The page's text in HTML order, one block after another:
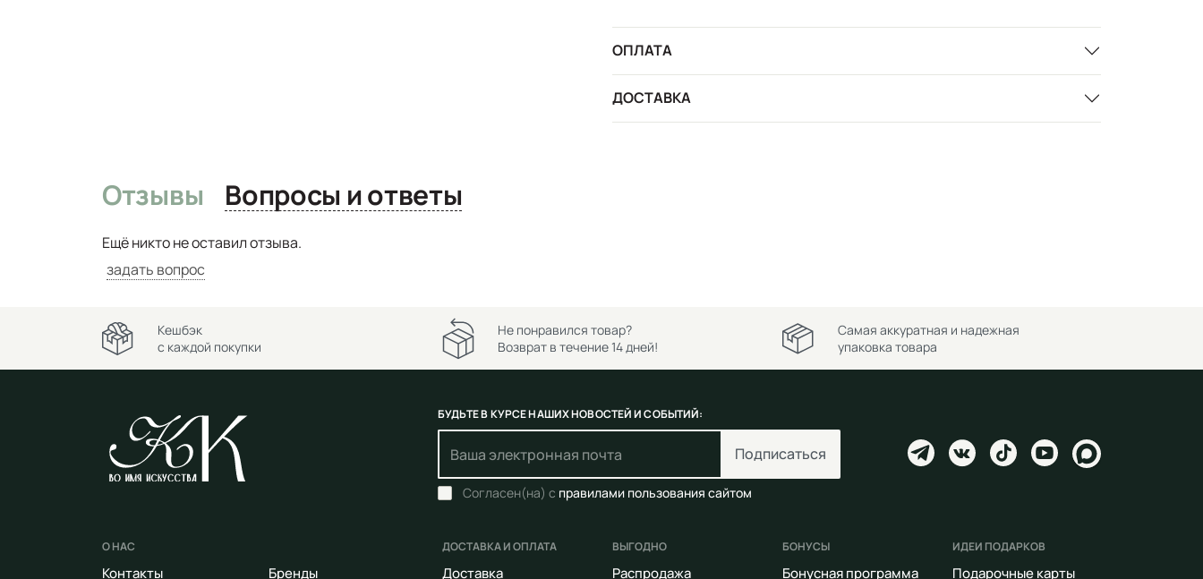
ОПЛАТА
ДОСТАВКА
Отзывы Вопросы и ответы
Ещё никто не оставил отзыва.
задать вопрос
Кешбэк
с каждой покупки
Не понравился товар?
Возврат в течение 14 дней!
Самая аккуратная и надежная
упаковка товара
БУДЬТЕ В КУРСЕ НАШИХ НОВОСТЕЙ И СОБЫТИЙ:
Подписаться
Согласен(на) с правилами пользования сайтом
О НАС
Контакты Бренды
ДОСТАВКА И ОПЛАТА
Доставка
ВЫГОДНО
Распродажа
БОНУСЫ
Бонусная программа
ИДЕИ ПОДАРКОВ
Подарочные карты